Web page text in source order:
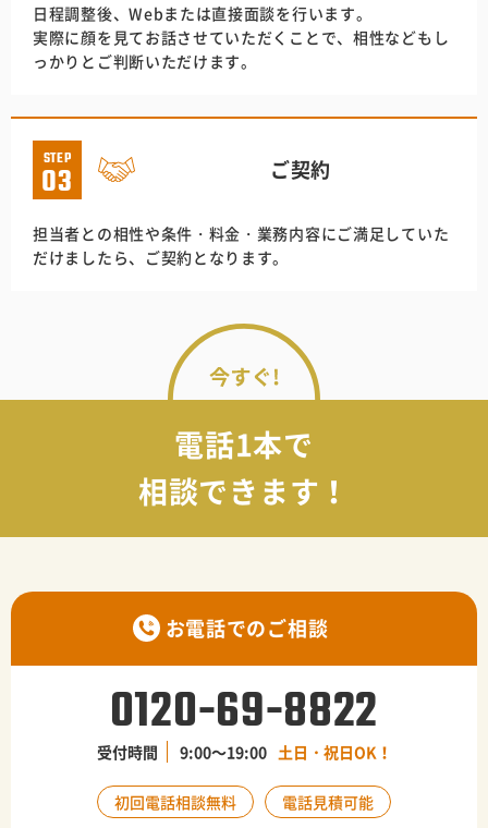
日程調整後、Webまたは直接面談を行います。
実際に顔を見てお話させていただくことで、相性などもし
っかりとご判断いただけます。
STEP
03 ご契約
担当者との相性や条件・料金・業務内容にご満足していた
だけましたら、ご契約となります。
電話1本で
相談できます！
お電話でのご相談
0120-69-8822
受付時間 9:00〜19:00 土日・祝日OK！
初回電話相談無料 電話見積可能